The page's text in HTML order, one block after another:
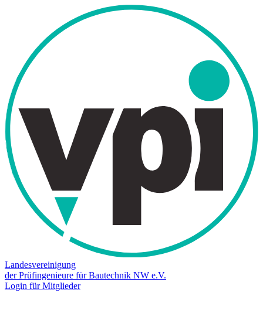
Landesvereinigung
der Prüfingenieure für Bautechnik NW e.V.
Login für Mitglieder